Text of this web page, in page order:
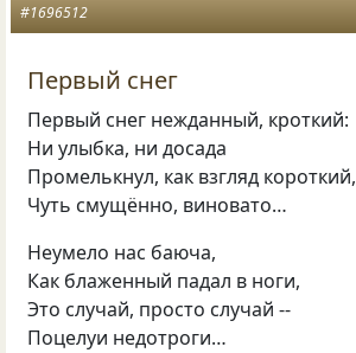
#1696512
Первый снег
Первый снег нежданный, кроткий:
Ни улыбка, ни досада
Промелькнул, как взгляд короткий,
Чуть смущённо, виновато…
Неумело нас баюча,
Как блаженный падал в ноги,
Это случай, просто случай --
Поцелуи недотроги…